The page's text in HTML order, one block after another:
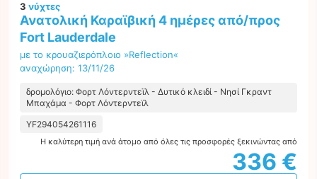
3 νύχτες
Ανατολική Καραϊβική 4 ημέρες από/προς
Fort Lauderdale
με το κρουαζιερόπλοιο »Reflection«
αναχώρηση: 13/11/26
δρομολόγιο: Φορτ Λόντερντεϊλ - Δυτικό κλειδί - Νησί Γκραντ
Μπαχάμα - Φορτ Λόντερντεϊλ
YF294054261116
Η καλύτερη τιμή ανά άτομο από όλες τις προσφορές ξεκινώντας από
336 €